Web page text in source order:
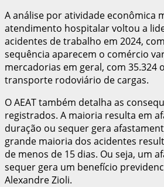
A análise por atividade econômica
atendimento hospitalar voltou a
acidentes de trabalho em 2024,
sequência aparecem o comércio
mercadorias em geral, com 35.324
transporte rodoviário de cargas.
O AEAT também detalha as
registrados. A maioria resulta em
duração ou sequer gera
grande maioria dos acidentes
de menos de 15 dias. Ou seja, um
sequer gera um benefício
Alexandre Zioli.